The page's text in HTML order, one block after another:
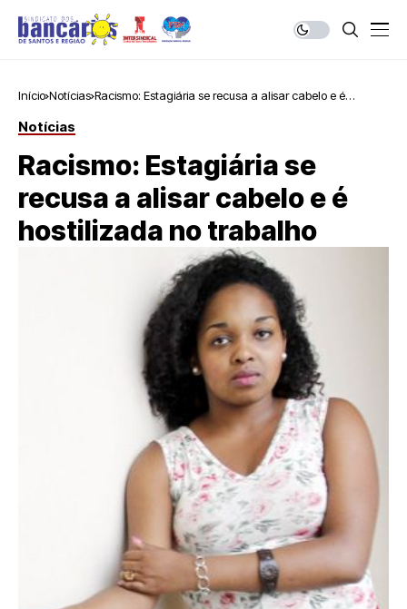
Início Notícias Racismo: Estagiária se recusa a alisar cabelo e é
Notícias
Racismo: Estagiária se
recusa a alisar cabelo e é
hostilizada no trabalho